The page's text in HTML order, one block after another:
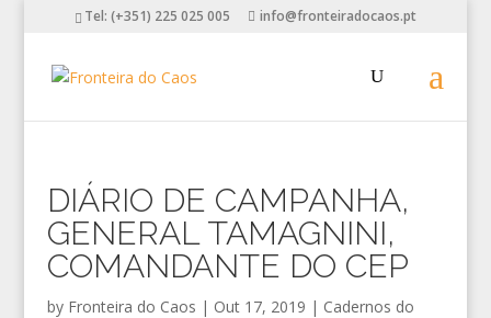
Tel: (+351) 225 025 005 info@fronteiradocaos.pt
DIÁRIO DE CAMPANHA,
GENERAL TAMAGNINI,
COMANDANTE DO CEP
by Fronteira do Caos | Out 17, 2019 | Cadernos do